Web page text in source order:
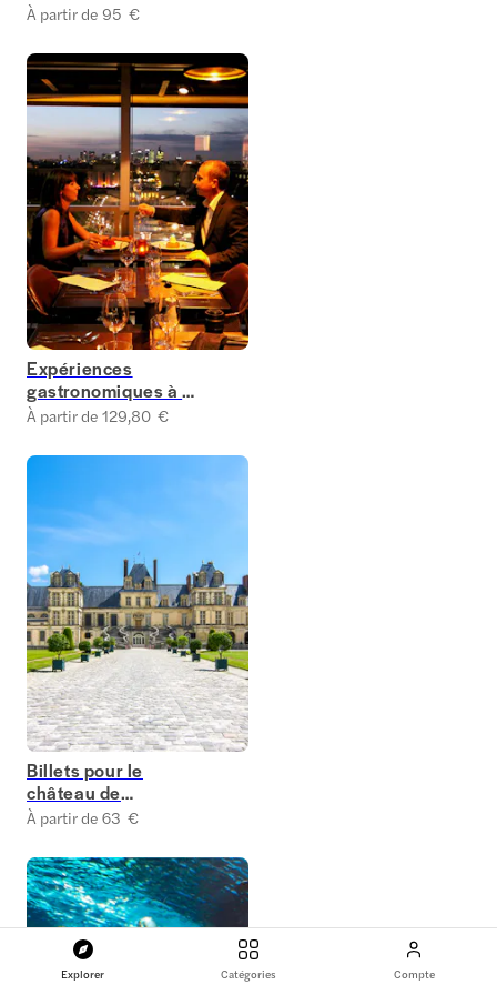
Explorer Catégories Compte
À partir de 95 €
Expériences
gastronomiques à la
Tour Eiffel
À partir de 129,80 €
Billets pour le
château de
Fontainebleau
À partir de 63 €